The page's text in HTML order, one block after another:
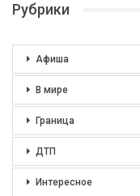
Рубрики
Афиша
В мире
Граница
ДТП
Интересное